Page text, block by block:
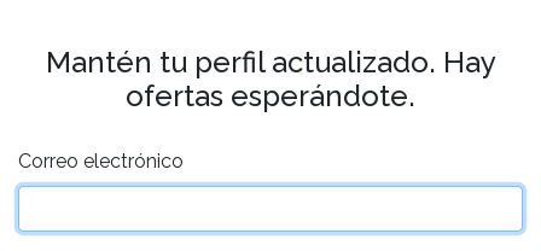
Mantén tu perfil actualizado. Hay
ofertas esperándote.
Correo electrónico